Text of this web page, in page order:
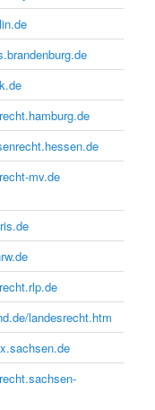
mv.de
landesrecht.htm